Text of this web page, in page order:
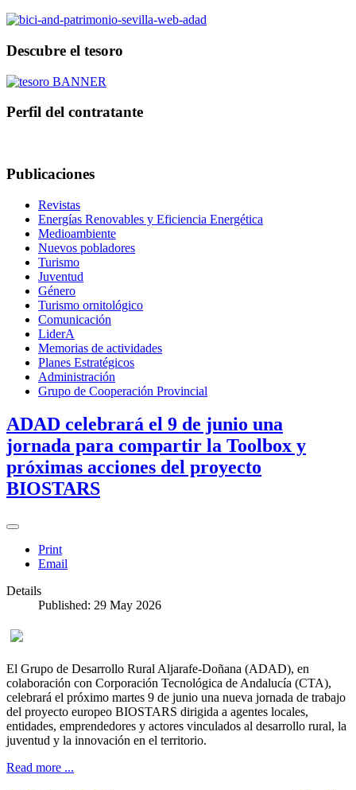
Descubre el tesoro
Perfil del contratante
Publicaciones
Revistas
Energías Renovables y Eficiencia Energética
Medioambiente
Nuevos pobladores
Turismo
Juventud
Género
Turismo ornitológico
Comunicación
LiderA
Memorias de actividades
Planes Estratégicos
Administración
Grupo de Cooperación Provincial
ADAD celebrará el 9 de junio una
jornada para compartir la Toolbox y
próximas acciones del proyecto
BIOSTARS
Print
Email
Details
Published: 29 May 2026
El Grupo de Desarrollo Rural Aljarafe-Doñana (ADAD), en
colaboración con Corporación Tecnológica de Andalucía (CTA),
celebrará el próximo martes 9 de junio una nueva jornada de trabajo
del proyecto europeo BIOSTARS dirigida a agentes locales,
entidades, emprendedores y actores vinculados al desarrollo rural, la
juventud y la innovación en el territorio.
Read more ...